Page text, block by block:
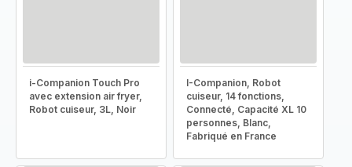
i-Companion Touch Pro
avec extension air fryer,
Robot cuiseur, 3L, Noir
I-Companion, Robot
cuiseur, 14 fonctions,
Connecté, Capacité XL 10
personnes, Blanc,
Fabriqué en France